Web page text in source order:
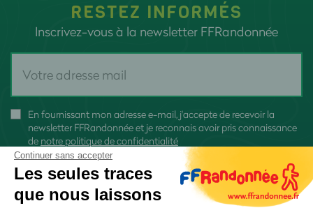
RESTEZ INFORMÉS
Inscrivez-vous à la newsletter FFRandonnée
En fournissant mon adresse e-mail, j'accepte de recevoir la
newsletter FFRandonnée et je reconnais avoir pris connaissance
de notre politique de confidentialité
Continuer sans accepter
Les seules traces
que nous laissons